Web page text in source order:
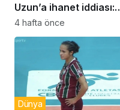
Uzun’a ihanet iddiası:
‘Asla bir erkeğe bağımlı
olmayın’
4 hafta önce
Dünya